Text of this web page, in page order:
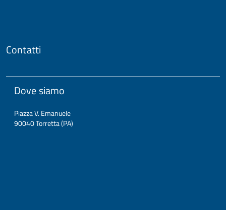
Contatti
Dove siamo
Piazza V. Emanuele
90040 Torretta (PA)